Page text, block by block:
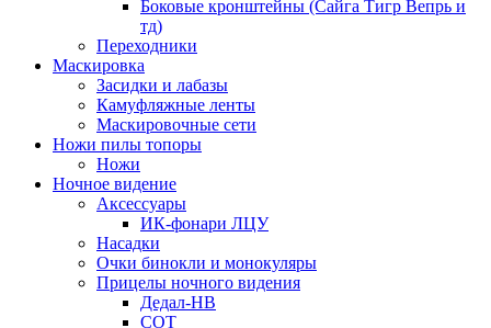
Боковые кронштейны (Сайга Тигр Вепрь и
тд)
Переходники
Маскировка
Засидки и лабазы
Камуфляжные ленты
Маскировочные сети
Ножи пилы топоры
Ножи
Ночное видение
Аксессуары
ИК-фонари ЛЦУ
Насадки
Очки бинокли и монокуляры
Прицелы ночного видения
Дедал-НВ
СОТ